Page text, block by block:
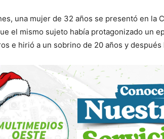
una mujer de 32 años se presentó en la
el mismo sujeto había protagonizado un
e hirió a un sobrino de 20 años y después